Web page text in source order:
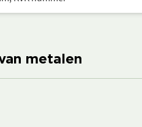
metalen